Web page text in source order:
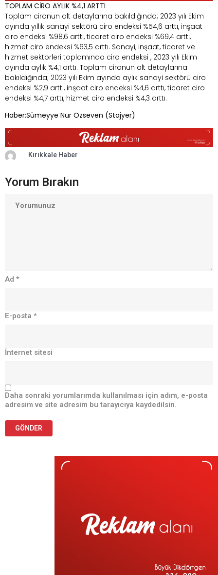
TOPLAM CİRO AYLIK %4,1 ARTTI
Toplam cironun alt detaylarına bakıldığında; 2023 yılı Ekim
ayında yıllık sanayi sektörü ciro endeksi %54,6 arttı, inşaat
ciro endeksi %98,6 arttı, ticaret ciro endeksi %69,4 arttı,
hizmet ciro endeksi %63,5 arttı. Sanayi, inşaat, ticaret ve
hizmet sektörleri toplamında ciro endeksi , 2023 yılı Ekim
ayında aylık %4,1 arttı. Toplam cironun alt detaylarına
bakıldığında; 2023 yılı Ekim ayında aylık sanayi sektörü ciro
endeksi %2,9 arttı, inşaat ciro endeksi %4,6 arttı, ticaret ciro
endeksi %4,7 arttı, hizmet ciro endeksi %4,3 arttı.
Haber:Sümeyye Nur Özseven (Stajyer)
Kırıkkale Haber
Yorum Bırakın
Ad *
E-posta *
İnternet sitesi
Daha sonraki yorumlarımda kullanılması için adım, e-posta
adresim ve site adresim bu tarayıcıya kaydedilsin.